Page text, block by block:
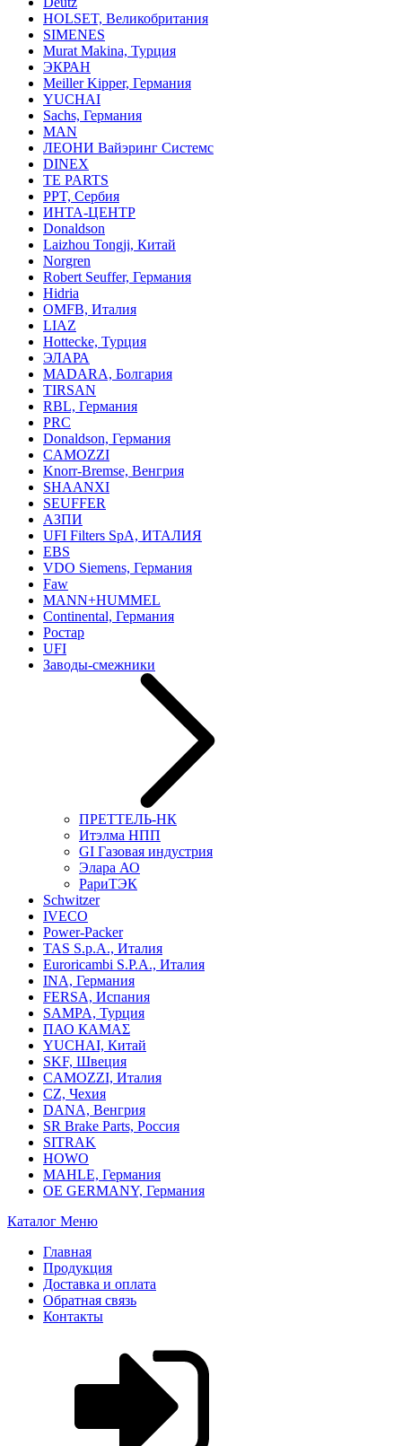
HOLSET, Великобритания
SIMENES
Murat Makina, Турция
ЭКРАН
Meiller Kipper, Германия
YUCHAI
Sachs, Германия
MAN
ЛЕОНИ Вайэринг Системс
DINEX
TE PARTS
PPT, Сербия
ИНТА-ЦЕНТР
Donaldson
Laizhou Tongji, Китай
Norgren
Robert Seuffer, Германия
Hidria
OMFB, Италия
LIAZ
Hottecke, Турция
ЭЛАРА
MADARA, Болгария
TIRSAN
RBL, Германия
PRC
Donaldson, Германия
CAMOZZI
Knorr-Bremse, Венгрия
SHAANXI
SEUFFER
АЗПИ
UFI Filters SpA, ИТАЛИЯ
EBS
VDO Siemens, Германия
Faw
MANN+HUMMEL
Continental, Германия
Ростар
UFI
Заводы-смежники
ПРЕТТЕЛЬ-НК
Итэлма НПП
GI Газовая индустрия
Элара АО
РариТЭК
Schwitzer
IVECO
Power-Packer
TAS S.p.A., Италия
Euroricambi S.P.A., Италия
INA, Германия
FERSA, Испания
SAMPA, Турция
ПАО КАМАΣ
YUCHAI, Китай
SKF, Швеция
CAMOZZI, Италия
CZ, Чехия
DANA, Венгрия
SR Brake Parts, Россия
SITRAK
HOWO
MAHLE, Германия
OE GERMANY, Германия
Каталог Меню
Главная
Продукция
Доставка и оплата
Обратная связь
Контакты